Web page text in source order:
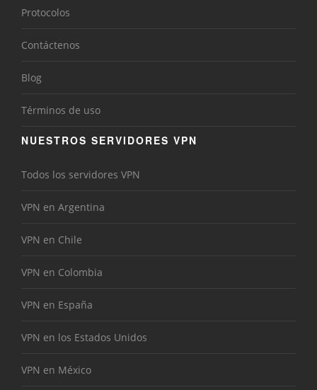
Protocolos
Contáctenos
Blog
Términos de uso
NUESTROS SERVIDORES VPN
Todos los servidores VPN
VPN en Argentina
VPN en Chile
VPN en Colombia
VPN en España
VPN en los Estados Unidos
VPN en México